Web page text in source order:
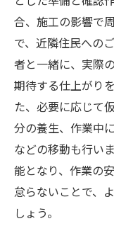
合、施工の影響で
で、近隣住民への
者と一緒に、実際
期待する仕上がり
た、必要に応じて
分の養生、作業中
などの移動も行い
能となり、作業の
怠らないことで、
しょう。